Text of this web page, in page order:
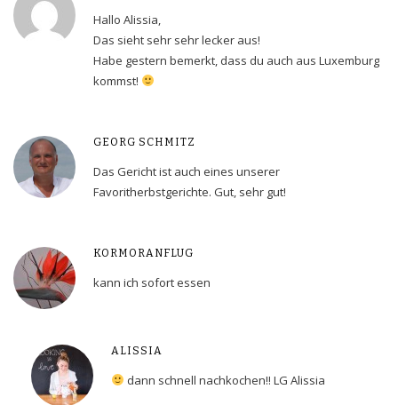
Hallo Alissia,
Das sieht sehr sehr lecker aus!
Habe gestern bemerkt, dass du auch aus Luxemburg
kommst!
GEORG SCHMITZ
Das Gericht ist auch eines unserer
Favoritherbstgerichte. Gut, sehr gut!
KORMORANFLUG
kann ich sofort essen
ALISSIA
dann schnell nachkochen!! LG Alissia